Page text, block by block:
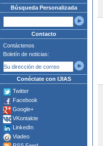
Búsqueda Personalizada
Contacto
Contáctenos
Boletín de noticias:
Conéctate con IJIAS
Twitter
Facebook
Google+
VKontakte
LinkedIn
Viadeo